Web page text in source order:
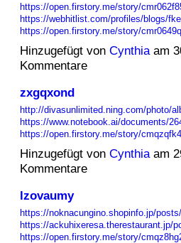
https://open.firstory.me/story/
https://webhitlist.com/profiles/blogs/
https://open.firstory.me/story/
Hinzugefügt von Cynthiaam
Kommentare
zxgqxond
http://divasunlimited.ning.com/photo/
https://www.notebook.ai/documents/
https://open.firstory.me/story/
Hinzugefügt von Cynthiaam
Kommentare
lzovaumy
https://noknacungino.shopinfo.jp/
https://ackuhixeresa.therestaurant.jp/
https://open.firstory.me/story/